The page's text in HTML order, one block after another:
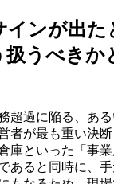
インが出た
扱うべきか
超過に陥る、あ
者が最も重い決
庫といった「事
あると同時に、